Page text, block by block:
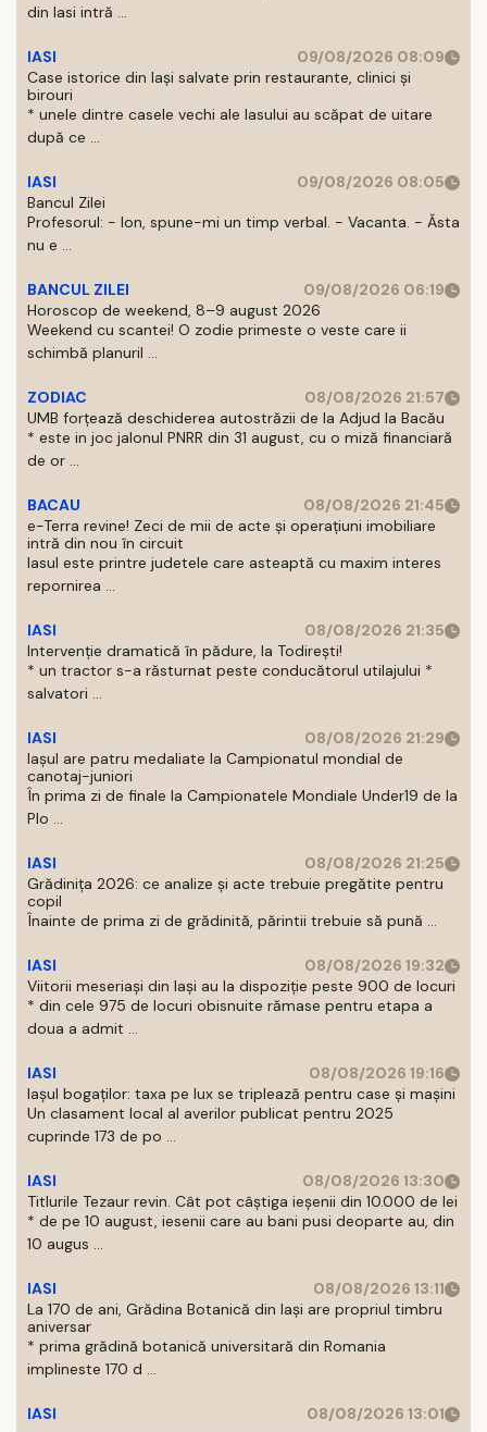
din Iasi intră ...
IASI
09/08/2026 08:09
Case istorice din Iași salvate prin restaurante, clinici și
birouri
* unele dintre casele vechi ale Iasului au scăpat de uitare
după ce ...
IASI
09/08/2026 08:05
Bancul Zilei
Profesorul: - Ion, spune-mi un timp verbal. - Vacanta. - Ăsta
nu e ...
BANCUL ZILEI
09/08/2026 06:19
Horoscop de weekend, 8–9 august 2026
Weekend cu scantei! O zodie primeste o veste care ii
schimbă planuril ...
ZODIAC
08/08/2026 21:57
UMB forțează deschiderea autostrăzii de la Adjud la Bacău
* este in joc jalonul PNRR din 31 august, cu o miză financiară
de or ...
BACAU
08/08/2026 21:45
e-Terra revine! Zeci de mii de acte și operațiuni imobiliare
intră din nou în circuit
Iasul este printre judetele care asteaptă cu maxim interes
repornirea ...
IASI
08/08/2026 21:35
Intervenție dramatică în pădure, la Todirești!
* un tractor s-a răsturnat peste conducătorul utilajului *
salvatori ...
IASI
08/08/2026 21:29
Iaşul are patru medaliate la Campionatul mondial de
canotaj-juniori
În prima zi de finale la Campionatele Mondiale Under19 de la
Plo ...
IASI
08/08/2026 21:25
Grădinița 2026: ce analize și acte trebuie pregătite pentru
copil
Înainte de prima zi de grădinită, părintii trebuie să pună ...
IASI
08/08/2026 19:32
Viitorii meseriași din Iași au la dispoziție peste 900 de locuri
* din cele 975 de locuri obisnuite rămase pentru etapa a
doua a admit ...
IASI
08/08/2026 19:16
Iașul bogaților: taxa pe lux se triplează pentru case și mașini
Un clasament local al averilor publicat pentru 2025
cuprinde 173 de po ...
IASI
08/08/2026 13:30
Titlurile Tezaur revin. Cât pot câștiga ieșenii din 10.000 de lei
* de pe 10 august, iesenii care au bani pusi deoparte au, din
10 augus ...
IASI
08/08/2026 13:11
La 170 de ani, Grădina Botanică din Iași are propriul timbru
aniversar
* prima grădină botanică universitară din Romania
implineste 170 d ...
IASI 08/08/2026 13:01